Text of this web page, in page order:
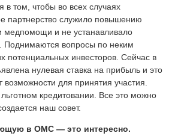
в том, чтобы во всех случаях
партнерство служило повышению
медпомощи и не устанавливало
Поднимаются вопросы по неким
потенциальных инвесторов. Сейчас в
нулевая ставка на прибыль и это
возможности для принятия участия.
кредитовании. Все это можно
наш совет.
в ОМС — это интересно.